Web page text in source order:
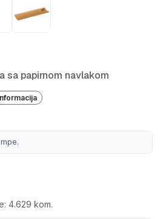
sa papirnom navlakom
4.629 kom.